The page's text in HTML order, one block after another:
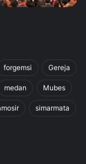
forgemsi Gereja
medan Mubes
simarmata